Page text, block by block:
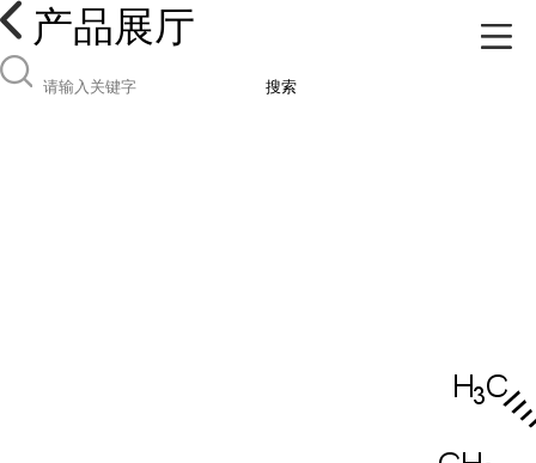
产品展厅
搜索